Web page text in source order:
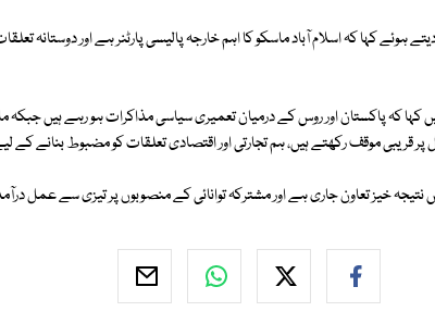
ہوئے کہا کہ اسلام آباد ماسکو کا اہم خارجہ پالیسی پارٹنر ہے اور دوستانہ
کہا کہ پاکستان اور روس کے درمیان تعمیری سیاسی مذاکرات ہو رہے ہیں جبکہ
قریبی موقف رکھتے ہیں، ہم تجارتی اور اقتصادی تعلقات کو مضبوط بنانے کے
خیز تعاون جاری ہے اور مشترکہ توانائی کے منصوبوں پر تیزی سے عمل